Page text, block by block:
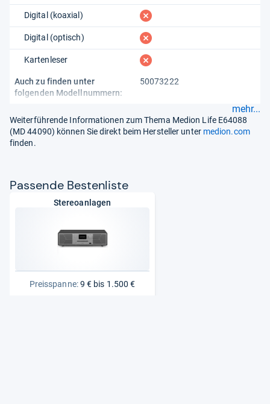
Digital (koaxial) fehlt
Digital (optisch) fehlt
Kartenleser fehlt
Auch zu finden unter
folgenden Modellnummern:
50073222
mehr...
Weiterführende Informationen zum Thema Medion Life E64088
(MD 44090) können Sie direkt beim Hersteller unter medion.com
finden.
Pas­sende Bes­ten­liste
Stereoanlagen
Preisspanne:9 € bis 1.500 €